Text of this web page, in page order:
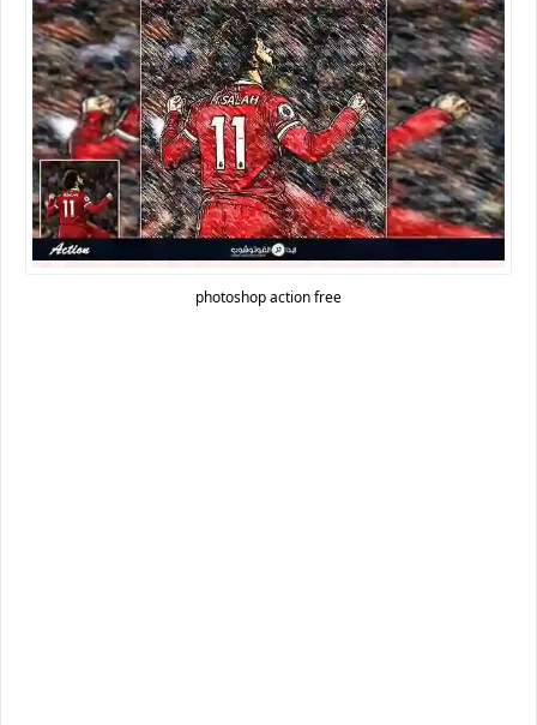
photoshop action free